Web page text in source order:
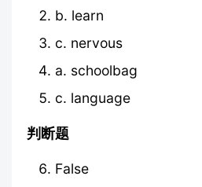
b. learn
c. nervous
a. schoolbag
c. language
判断题
False